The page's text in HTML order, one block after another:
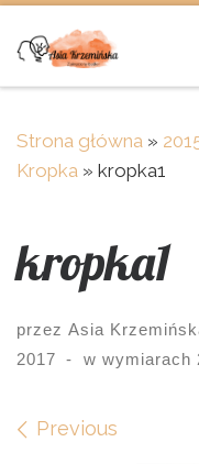
Skip to content
Strona główna »
Kropka » kropka1
kropka1
przez Asia
2017
- w wymiarach
Images
Previous